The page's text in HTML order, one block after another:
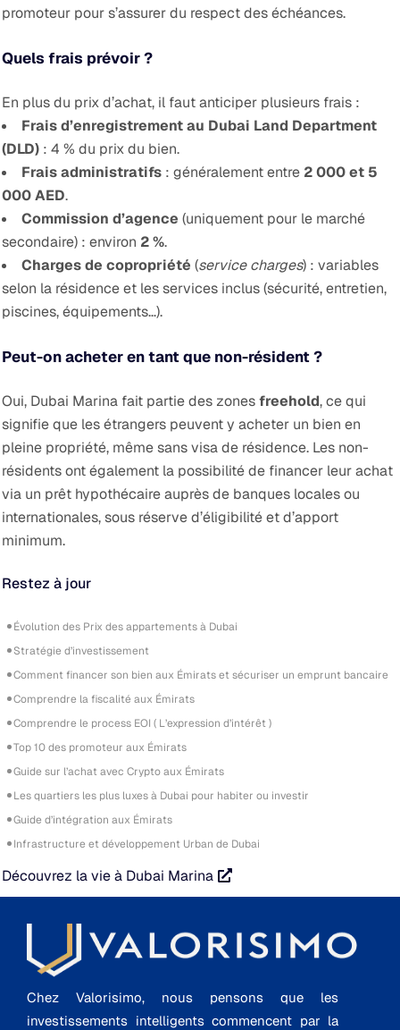
promoteur pour s’assurer du respect des échéances.
Quels frais prévoir ?
En plus du prix d’achat, il faut anticiper plusieurs frais :
Frais d’enregistrement au Dubai Land Department
(DLD) : 4 % du prix du bien.
Frais administratifs : généralement entre 2 000 et 5
000 AED.
Commission d’agence (uniquement pour le marché
secondaire) : environ 2 %.
Charges de copropriété (service charges) : variables
selon la résidence et les services inclus (sécurité, entretien,
piscines, équipements…).
Peut-on acheter en tant que non-résident ?
Oui, Dubai Marina fait partie des zonesfreehold, ce qui
signifie que les étrangers peuvent y acheter un bien en
pleine propriété, même sans visa de résidence. Les non-
résidents ont également la possibilité de financer leur achat
via un prêt hypothécaire auprès de banques locales ou
internationales, sous réserve d’éligibilité et d’apport
minimum.
Restez à jour
Évolution des Prix des appartements à Dubai
Stratégie d’investissement
Comment financer son bien aux Émirats et sécuriser un emprunt bancaire
Comprendre la fiscalité aux Émirats
Comprendre le process EOI ( L’expression d’intérêt )
Top 10 des promoteur aux Émirats
Guide sur l’achat avec Crypto aux Émirats
Les quartiers les plus luxes à Dubai pour habiter ou investir
Guide d’intégration aux Émirats
Infrastructure et développement Urban de Dubai
Découvrez la vie à Dubai Marina
Chez Valorisimo, nous pensons que les
investissements intelligents commencent par la